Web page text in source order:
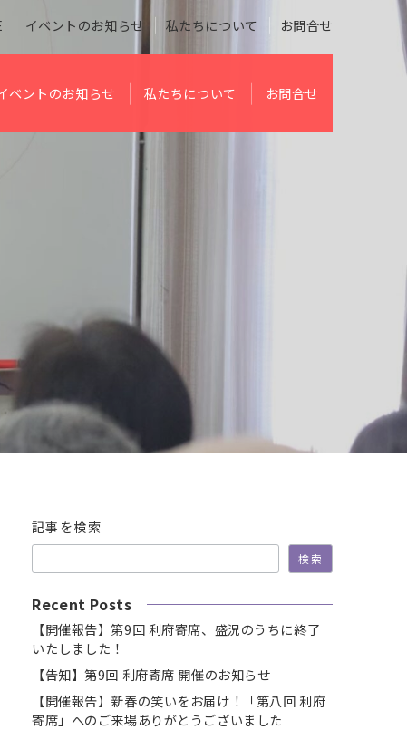
ベントのお知らせ 私たちについて お問合せ
イベントのお知らせ 私たちについて お問合せ
記事を検索
検索
Recent Posts
【開催報告】第9回 利府寄席、盛況のうちに終了
いたしました！
【告知】第9回 利府寄席 開催のお知らせ
【開催報告】新春の笑いをお届け！「第八回 利府
寄席」へのご来場ありがとうございました